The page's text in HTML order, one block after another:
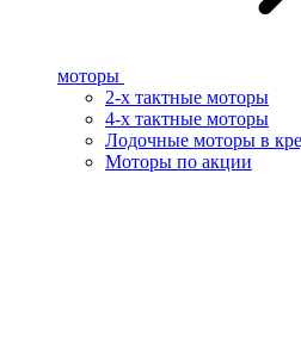
моторы
2-х тактные моторы
4-х тактные моторы
Лодочные моторы в
Моторы по акции